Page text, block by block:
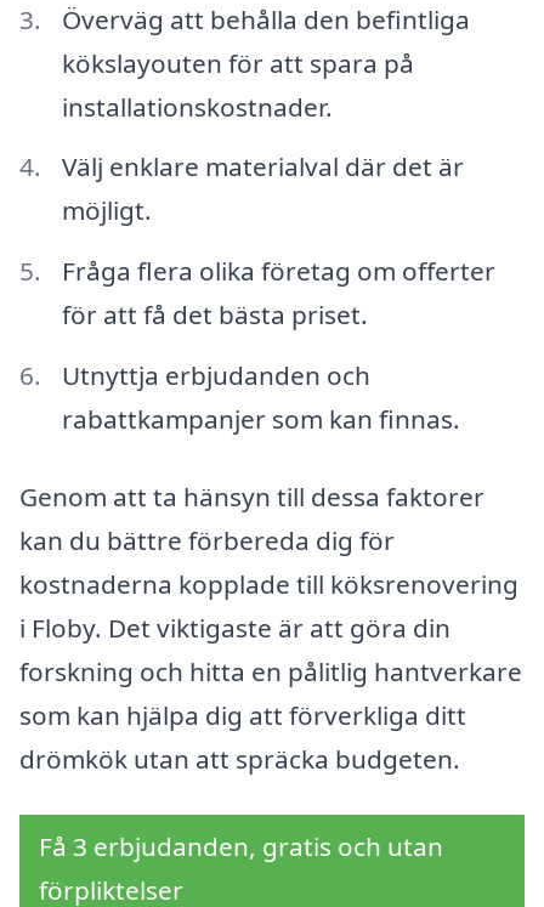
Överväg att behålla den befintliga
kökslayouten för att spara på
installationskostnader.
Välj enklare materialval där det är
möjligt.
Fråga flera olika företag om offerter
för att få det bästa priset.
Utnyttja erbjudanden och
rabattkampanjer som kan finnas.
Genom att ta hänsyn till dessa faktorer
kan du bättre förbereda dig för
kostnaderna kopplade till köksrenovering
i Floby. Det viktigaste är att göra din
forskning och hitta en pålitlig hantverkare
som kan hjälpa dig att förverkliga ditt
drömkök utan att spräcka budgeten.
Få 3 erbjudanden, gratis och utan
förpliktelser